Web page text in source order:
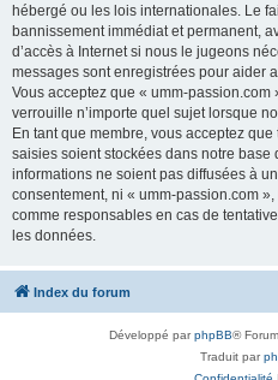
hébergé ou les lois internationales. Le
bannissement immédiat et permanent,
d’accès à Internet si nous le jugeons
messages sont enregistrées pour aider
Vous acceptez que « umm-
verrouille n’importe quel sujet lorsque
En tant que membre, vous acceptez
saisies soient stockées dans notre base
informations ne soient pas diffusées à
consentement, ni « umm-passion.com
comme responsables en cas de
les données.
Index du forum
Développé parphpBB®
Traduit par